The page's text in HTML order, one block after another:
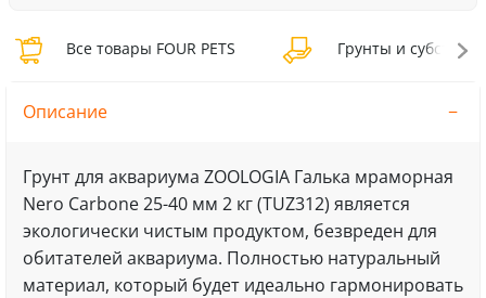
Все товары FOUR PETS Грунты и субстраты
Описание
Грунт для аквариума ZOOLOGIA Галька мраморная
Nero Carbone 25-40 мм 2 кг (TUZ312) является
экологически чистым продуктом, безвреден для
обитателей аквариума. Полностью натуральный
материал, который будет идеально гармонировать